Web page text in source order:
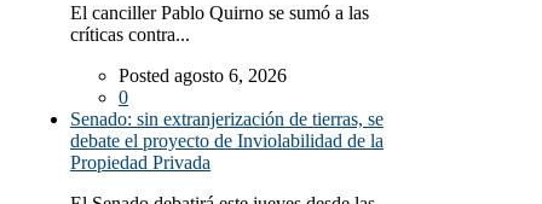
El canciller Pablo Quirno se sumó a las
críticas contra...
Posted agosto 6, 2026
0
Senado: sin extranjerización de tierras, se
debate el proyecto de Inviolabilidad de la
Propiedad Privada